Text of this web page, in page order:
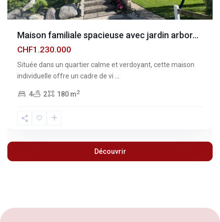
Maison familiale spacieuse avec jardin arbor...
CHF1.230.000
Située dans un quartier calme et verdoyant, cette maison
individuelle offre un cadre de vi
4 2 180 m2
Découvrir